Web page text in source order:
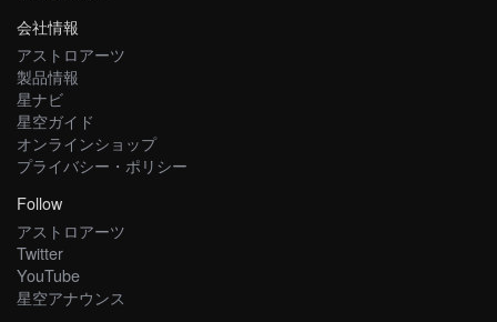
会社情報
アストロアーツ
製品情報
星ナビ
星空ガイド
オンラインショップ
プライバシー・ポリシー
Follow
アストロアーツ
Twitter
YouTube
星空アナウンス